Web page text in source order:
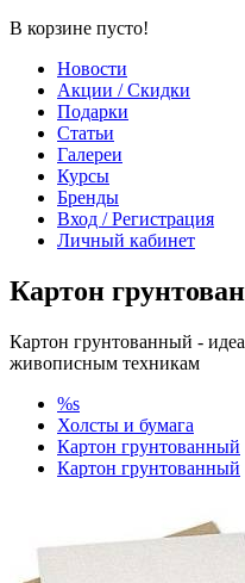
В корзине пусто!
Новости
Акции / Скидки
Подарки
Статьи
Галереи
Курсы
Бренды
Вход / Регистрация
Личный кабинет
Картон
Картон грунтованный -
живописным техникам
%s
Холсты и бумага
Картон грунтованный
Картон грунтованный